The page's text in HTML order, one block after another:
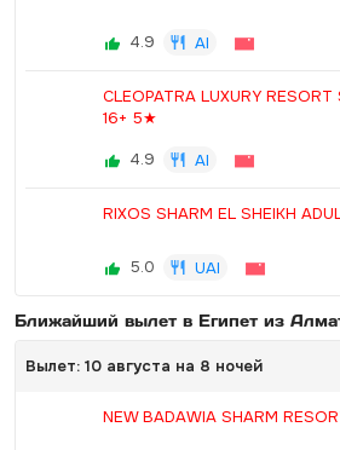
4.9 AI
CLEOPATRA LUXURY
16+ 5★
4.9
AI
RIXOS SHARM EL SHEIKH
5.0 UAI
Ближайший вылет в Египет из
Вылет: 10 августа на 8 ночей
NEW BADAWIA SHARM